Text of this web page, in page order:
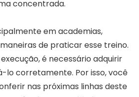
concentrada.
em academias,
de praticar esse treino.
é necessário adquirir
lo corretamente. Por isso, você
nas próximas linhas deste